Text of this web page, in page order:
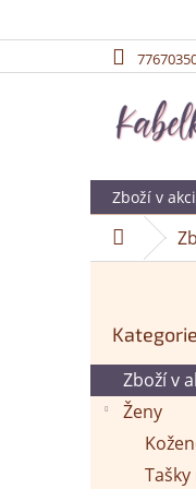
Zboží v akci
Domů
r
a
kategorie
Kategorie
Zboží v
Ženy